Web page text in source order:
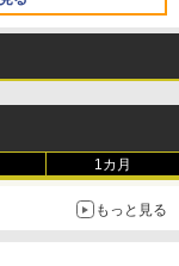
1カ月
もっと見る